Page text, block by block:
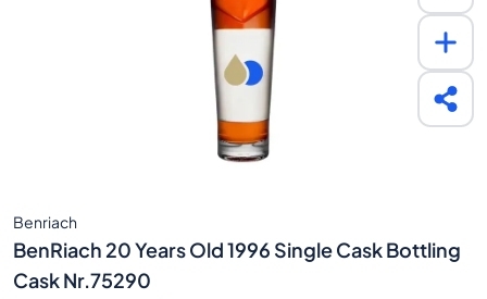
Benriach
BenRiach 20 Years Old 1996 Single Cask Bottling
Cask Nr.75290